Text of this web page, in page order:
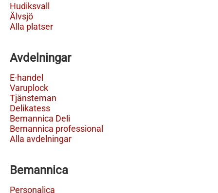
Hudiksvall
Älvsjö
Alla platser
Avdelningar
E-handel
Varuplock
Tjänsteman
Delikatess
Bemannica Deli
Bemannica professional
Alla avdelningar
Bemannica
Personalica